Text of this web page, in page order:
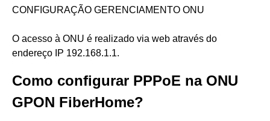
CONFIGURAÇÃO GERENCIAMENTO ONU
O acesso à ONU é realizado via web através do
endereço IP 192.168.1.1.
Como configurar PPPoE na ONU
GPON FiberHome?